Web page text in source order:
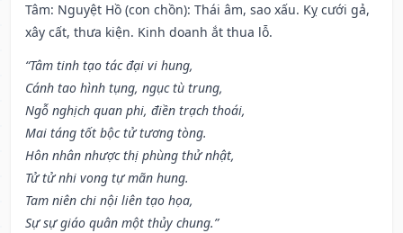
Tâm: Nguyệt Hồ (con chồn): Thái âm, sao xấu. Kỵ cưới gả,
xây cất, thưa kiện. Kinh doanh ắt thua lỗ.
“Tâm tinh tạo tác đại vi hung,
Cánh tao hình tụng, ngục tù trung,
Ngỗ nghịch quan phi, điền trạch thoái,
Mai táng tốt bộc tử tương tòng.
Hôn nhân nhược thị phùng thử nhật,
Tử tử nhi vong tự mãn hung.
Tam niên chi nội liên tạo họa,
Sự sự giáo quân một thủy chung.”